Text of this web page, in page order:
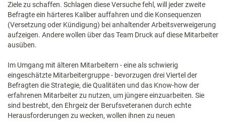
Ziele zu schaffen. Schlagen diese Versuche fehl, will jeder zweite
Befragte ein härteres Kaliber auffahren und die Konsequenzen
(Versetzung oder Kündigung) bei anhaltender Arbeitsverweigerung
aufzeigen. Andere wollen über das Team Druck auf diese Mitarbeiter
ausüben.
Im Umgang mit älteren Mitarbeitern - eine als schwierig
eingeschätzte Mitarbeitergruppe - bevorzugen drei Viertel der
Befragten die Strategie, die Qualitäten und das Know-how der
erfahrenen Mitarbeiter zu nutzen, um jüngere einzuarbeiten. Sie
sind bestrebt, den Ehrgeiz der Berufsveteranen durch echte
Herausforderungen zu wecken, wollen ihnen zu neuen